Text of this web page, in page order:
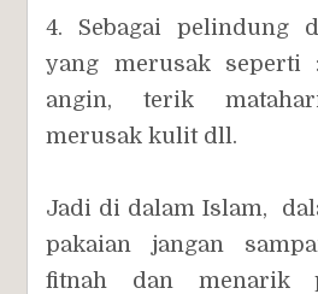
4. Sebagai pelindung
yang merusak seperti
angin, terik
merusak kulit dll.
Jadi di dalam Islam,
pakaian jangan
fitnah dan menarik